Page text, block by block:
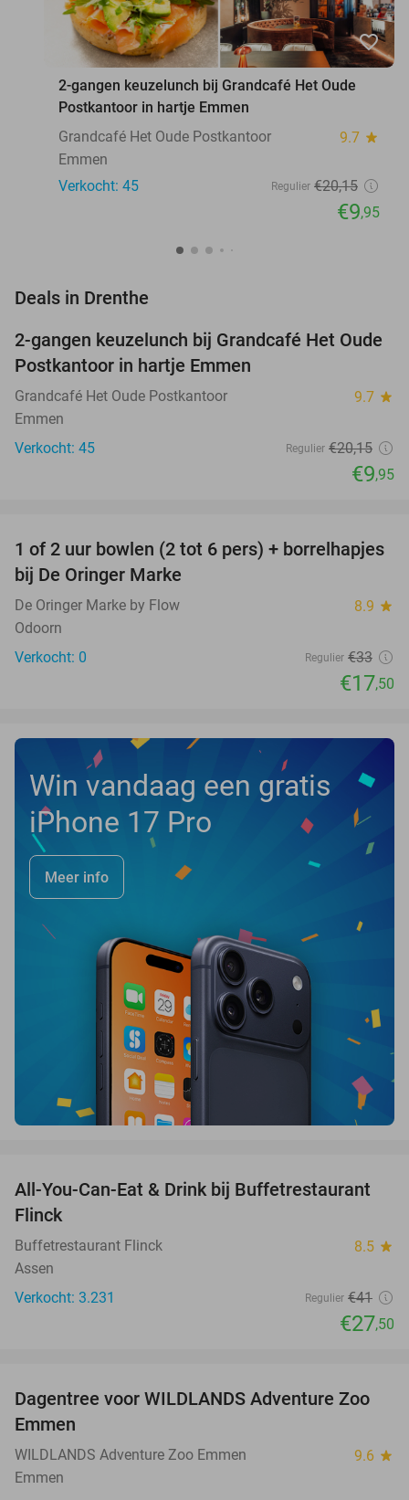
favorite_border
2-gangen keuzelunch bij Grandcafé Het Oude
Postkantoor in hartje Emmen
Grandcafé Het Oude Postkantoor
9.7 star
Emmen
Verkocht: 45
Regulier €20,15
€9,95
Deals in Drenthe
51%
NEW
TODAY
2-gangen keuzelunch bij Grandcafé Het Oude
Postkantoor in hartje Emmen
Grandcafé Het Oude Postkantoor 9.7 star
Emmen
Verkocht: 45
Regulier €20,15
€9,95
47%
TODAY
1 of 2 uur bowlen (2 tot 6 pers) + borrelhapjes
bij De Oringer Marke
De Oringer Marke by Flow 8.9 star
Odoorn
Verkocht: 0
Regulier €33
€17,50
Win vandaag een gratis
iPhone 17 Pro
Meer info
33%
All-You-Can-Eat & Drink bij Buffetrestaurant
Flinck
Buffetrestaurant Flinck 8.5 star
Assen
Verkocht: 3.231
Regulier €41
€27,50
24%
Dagentree voor WILDLANDS Adventure Zoo
Emmen
WILDLANDS Adventure Zoo Emmen 9.6 star
Emmen